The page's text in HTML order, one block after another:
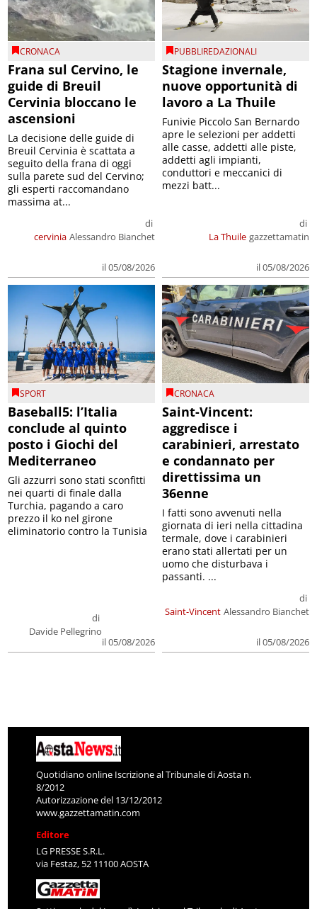
CRONACA
Frana sul Cervino, le
guide di Breuil
Cervinia bloccano le
ascensioni
cervinia
di
Alessandro Bianchet
il 05/08/2026
La decisione delle guide di
Breuil Cervinia è scattata a
seguito della frana di oggi
sulla parete sud del Cervino;
gli esperti raccomandano
massima at...
PUBBLIREDAZIONALI
Stagione invernale,
nuove opportunità di
lavoro a La Thuile
La Thuile
di
gazzettamatin
il 05/08/2026
Funivie Piccolo San Bernardo
apre le selezioni per addetti
alle casse, addetti alle piste,
addetti agli impianti,
conduttori e meccanici di
mezzi batt...
SPORT
Baseball5: l’Italia
conclude al quinto
posto i Giochi del
Mediterraneo
di
Davide Pellegrino
il 05/08/2026
Gli azzurri sono stati sconfitti
nei quarti di finale dalla
Turchia, pagando a caro
prezzo il ko nel girone
eliminatorio contro la Tunisia
CRONACA
Saint-Vincent:
aggredisce i
carabinieri, arrestato
e condannato per
direttissima un
36enne
Saint-Vincent
di
Alessandro Bianchet
il 05/08/2026
I fatti sono avvenuti nella
giornata di ieri nella cittadina
termale, dove i carabinieri
erano stati allertati per un
uomo che disturbava i
passanti. ...
Quotidiano online Iscrizione al Tribunale di Aosta n.
8/2012
Autorizzazione del 13/12/2012
www.gazzettamatin.com
Editore
LG PRESSE S.R.L.
via Festaz, 52 11100 AOSTA